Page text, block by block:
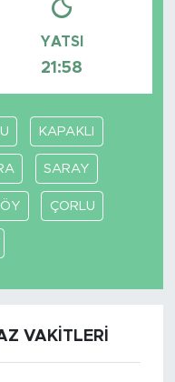
YATSI
21:58
KAPAKLI
SARAY
ÇORLU
VAKITLERI